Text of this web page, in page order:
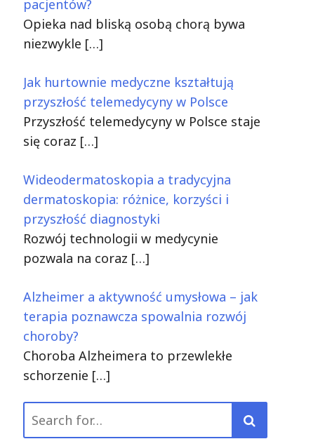
pacjentów?
Opieka nad bliską osobą chorą bywa
niezwykle […]
Jak hurtownie medyczne kształtują
przyszłość telemedycyny w Polsce
Przyszłość telemedycyny w Polsce staje
się coraz […]
Wideodermatoskopia a tradycyjna
dermatoskopia: różnice, korzyści i
przyszłość diagnostyki
Rozwój technologii w medycynie
pozwala na coraz […]
Alzheimer a aktywność umysłowa – jak
terapia poznawcza spowalnia rozwój
choroby?
Choroba Alzheimera to przewlekłe
schorzenie […]
for: